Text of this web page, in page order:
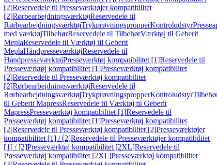
[2]Reservedele til Presseværktøjer kompatibilitet
[2]RørbearbejdningsværktøjReservedele til
RørbearbejdningsværktøjTrykprøvningspropperKontroludstyr
med værktøjTilbehørReservedele til TilbehørVærktøj til Geberit
MeplaReservedele til Værktøj til Geberit
MeplaHåndpresseværktøjReservedele til
HåndpresseværktøjPresseværktøj kompatibilitet [1]Reservedele til
Presseværktøj kompatibilitet [1]Presseværktøj kompatibilitet
[2]Reservedele til Presseværktøj kompatibilitet
[2]RørbearbejdningsværktøjReservedele til
RørbearbejdningsværktøjTrykprøvningspropperKontroludstyr
til Geberit MapressReservedele til Værktøj til Geberit
MapressPresseværktøj kompatibilitet [1]Reservedele til
Presseværktøj kompatibilitet [1]Presseværktøj kompatibilitet
[2]Reservedele til Presseværktøj kompatibilitet [2]Presseværktøjer
kompatibilitet [1] / [2]Reservedele til Presseværktøjer kompatibilitet
[1] / [2]Presseværktøj kompatibilitet [2XL]Reservedele til
Presseværktøj kompatibilitet [2XL]Presseværktøj kompatibilitet